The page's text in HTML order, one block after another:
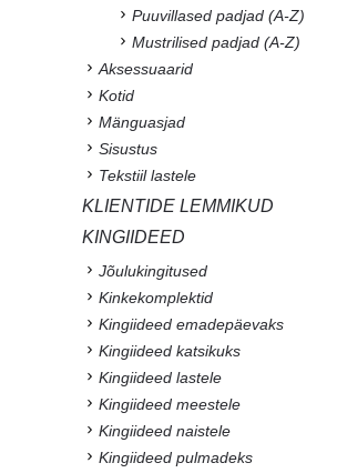
Puuvillased padjad (A-Z)
Mustrilised padjad (A-Z)
Aksessuaarid
Kotid
Mänguasjad
Sisustus
Tekstiil lastele
KLIENTIDE LEMMIKUD
KINGIIDEED
Jõulukingitused
Kinkekomplektid
Kingiideed emadepäevaks
Kingiideed katsikuks
Kingiideed lastele
Kingiideed meestele
Kingiideed naistele
Kingiideed pulmadeks